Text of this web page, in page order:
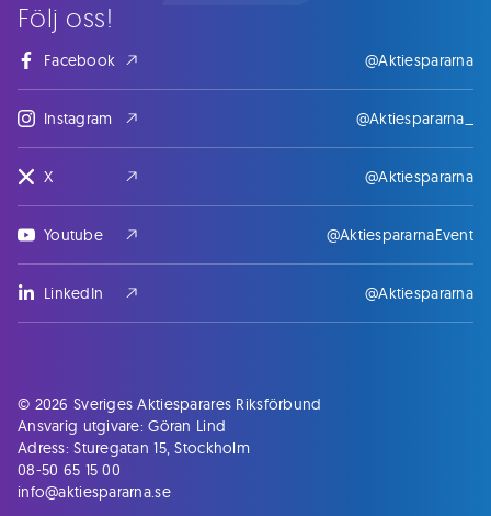
Följ oss!
Facebook @Aktiespararna
Instagram @Aktiespararna_
X @Aktiespararna
Youtube @AktiespararnaEvent
LinkedIn @Aktiespararna
© 2026 Sveriges Aktiesparares Riksförbund
Ansvarig utgivare: Göran Lind
Adress: Sturegatan 15, Stockholm
08-50 65 15 00
info@aktiespararna.se